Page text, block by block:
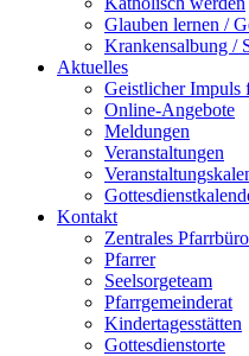
Glauben lernen /
Krankensalbung /
Aktuelles
Geistlicher Impuls
Online-Angebote
Meldungen
Veranstaltungen
Kontakt
Zentrales
Pfarrer
Seelsorgeteam
Pfarrgemeinderat
Kindertagesstätten
Gottesdienstorte